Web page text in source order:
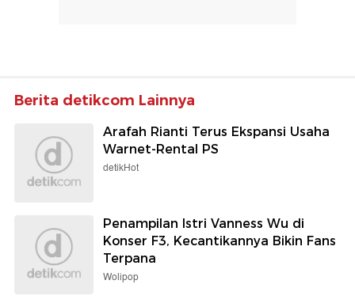
Berita detikcom Lainnya
Arafah Rianti Terus Ekspansi Usaha
Warnet-Rental PS
detikHot
Penampilan Istri Vanness Wu di
Konser F3, Kecantikannya Bikin Fans
Terpana
Wolipop